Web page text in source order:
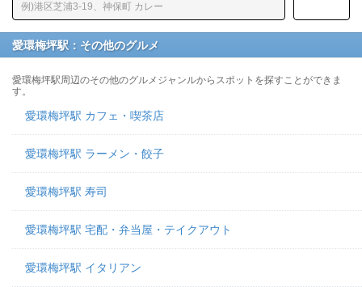
愛環梅坪駅：その他のグルメ
愛環梅坪駅周辺のその他のグルメジャンルからスポットを探すことができま
す。
愛環梅坪駅 カフェ・喫茶店
愛環梅坪駅 ラーメン・餃子
愛環梅坪駅 寿司
愛環梅坪駅 宅配・弁当屋・テイクアウト
愛環梅坪駅 イタリアン